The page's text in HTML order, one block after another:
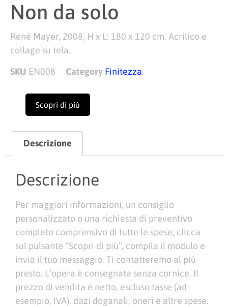
Non da solo
René Mayer, 2008, H x L: 180 x 120 cm. Acrilico e
collage su tela.
SKU EN008 Category Finitezza
Scopri di più
Descrizione
Descrizione
Per maggiori informazioni, un consiglio
personalizzato o una richiesta di preventivo
completo comprensivo di tutte le spese, clicca
sul pulsante “Scopri di più”, compila il modulo e
invia il tuo messaggio. Ti contatteremo al più
presto. L’opera è consegnata senza cornice. Il
prezzo di vendita è netto, escluso tasse (ad
esempio, IVA), dazi doganali, oneri e altre spese.